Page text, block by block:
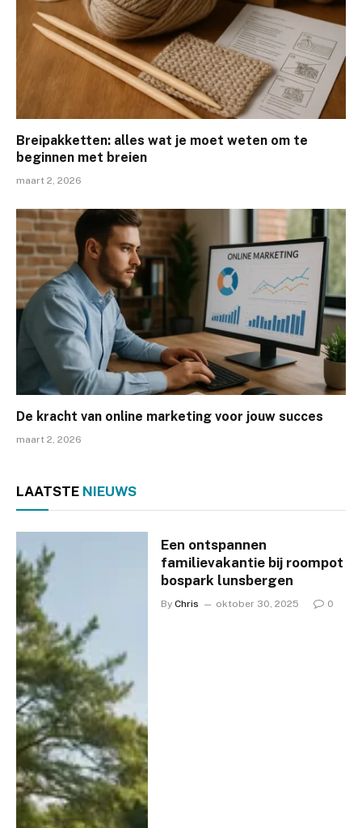
Breipakketten: alles wat je moet weten om te
beginnen met breien
maart 2, 2026
De kracht van online marketing voor jouw succes
maart 2, 2026
LAATSTE NIEUWS
Een ontspannen
familievakantie bij roompot
bospark lunsbergen
By Chris oktober 30, 2025 0